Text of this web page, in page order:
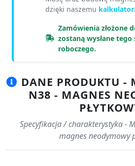
dzięki naszemu
Zamówienia złożone
zostaną wysłane
roboczego.
DANE PRODUKTU -
N38 - MAGNES
Specyfikacja / charakterystyka -
magnes neodymowy